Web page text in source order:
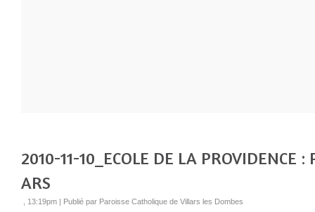
2010-11-10_ECOLE DE LA PROVIDENCE :
ARS
, 13:19pm | Publié par Paroisse Catholique de Villars les Dombes